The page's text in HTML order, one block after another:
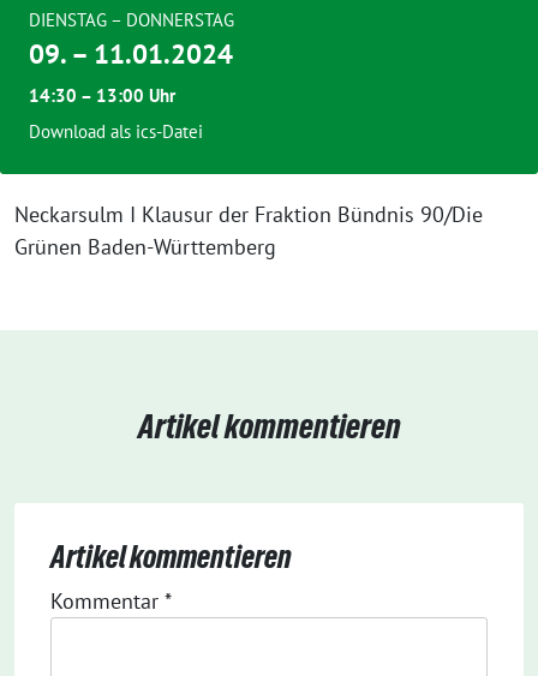
Neckarsulm I Klausur der Fraktion Bündnis 90/Die
Grünen Baden-Württemberg
DIENSTAG – DONNERSTAG
09. – 11.01.2024
14:30 – 13:00 Uhr
Download als ics-Datei
Artikel kommentieren
Artikel kommentieren
Kommentar *